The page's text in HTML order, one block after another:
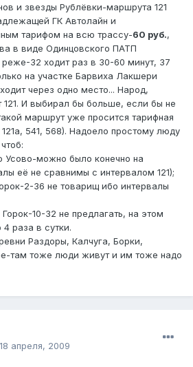
и звезды Рублёвки-маршрута 121
ГК Автолайн и
тарифом на всю трассу-60 руб.,
в виде Одинцовского ПАТП
32 ходит раз в 30-60 минут, 37
на участке Барвиха Лакшери
через одно место... Народ,
121. И выбирал бы больше, если бы не
маршрут уже просится тарифная
121а, 541, 568). Надоело простому люду
Усово-можно было конечно на
её не сравнимы с интервалом 121);
2-36 не товарищ ибо интервалы
10-32 не предлагать, на этом
4 раза в сутки.
Раздоры, Калчуга, Борки,
там тоже люди живут и им тоже надо
18 апреля, 2009